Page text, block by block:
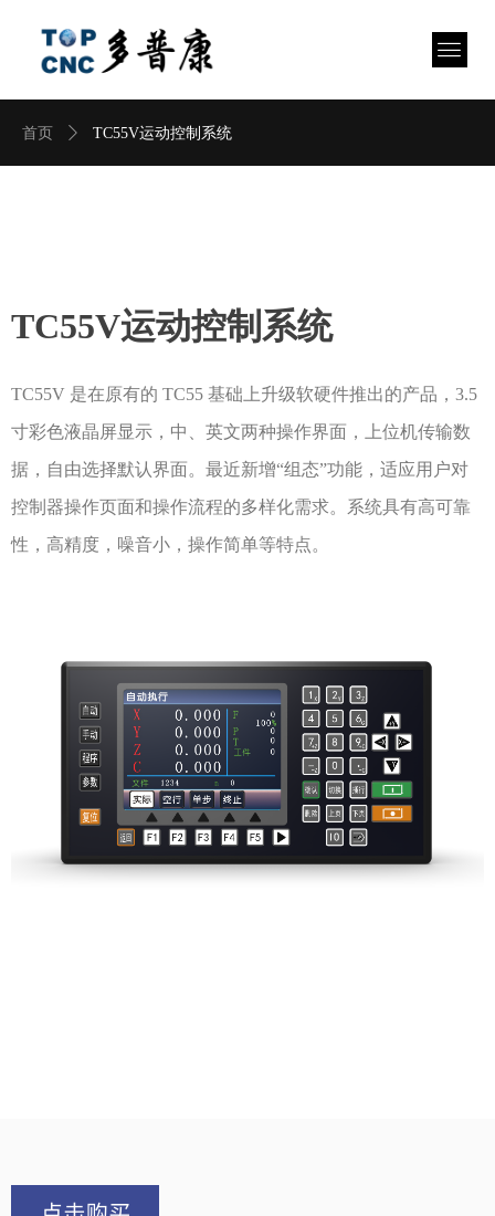
首页 ꄲ TC55V运动控制系统
TC55V运动控制系统
TC55V 是在原有的 TC55 基础上升级软硬件推出的产品，3.5
寸彩色液晶屏显示，中、英文两种操作界面，上位机传输数
据，自由选择默认界面。最近新增“组态”功能，适应用户对
控制器操作页面和操作流程的多样化需求。系统具有高可靠
性，高精度，噪音小，操作简单等特点。